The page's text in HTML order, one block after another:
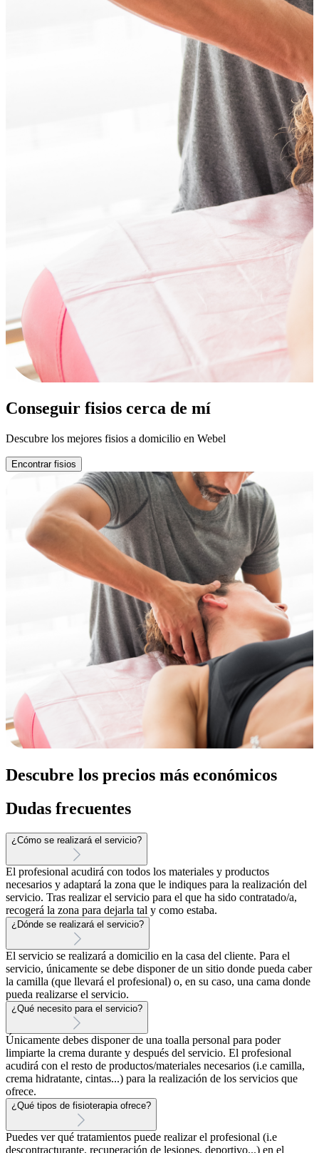
Conseguir fisios cerca de mí
Descubre los mejores fisios a domicilio en Webel
Encontrar fisios
Descubre los precios más económicos
Dudas frecuentes
¿Cómo se realizará el servicio?
El profesional acudirá con todos los materiales y productos
necesarios y adaptará la zona que le indiques para la realización del
servicio. Tras realizar el servicio para el que ha sido contratado/a,
recogerá la zona para dejarla tal y como estaba.
¿Dónde se realizará el servicio?
El servicio se realizará a domicilio en la casa del cliente. Para el
servicio, únicamente se debe disponer de un sitio donde pueda caber
la camilla (que llevará el profesional) o, en su caso, una cama donde
pueda realizarse el servicio.
¿Qué necesito para el servicio?
Únicamente debes disponer de una toalla personal para poder
limpiarte la crema durante y después del servicio. El profesional
acudirá con el resto de productos/materiales necesarios (i.e camilla,
crema hidratante, cintas...) para la realización de los servicios que
ofrece.
¿Qué tipos de fisioterapia ofrece?
Puedes ver qué tratamientos puede realizar el profesional (i.e
descontracturante, recuperación de lesiones, deportivo...) en el